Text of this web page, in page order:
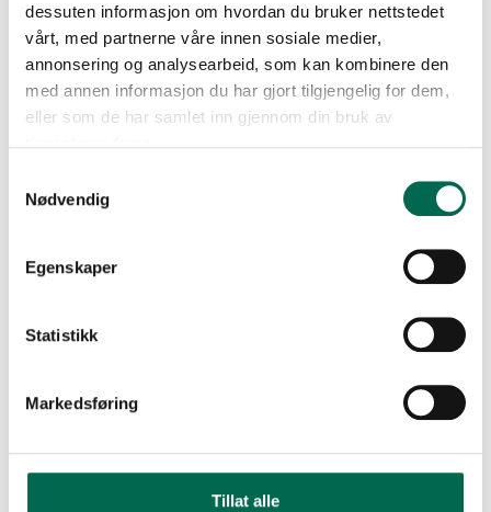
dessuten informasjon om hvordan du bruker nettstedet
vårt, med partnerne våre innen sosiale medier,
annonsering og analysearbeid, som kan kombinere den
med annen informasjon du har gjort tilgjengelig for dem,
eller som de har samlet inn gjennom din bruk av
Nødvendig
Egenskaper
Statistikk
Markedsføring
Tillat alle